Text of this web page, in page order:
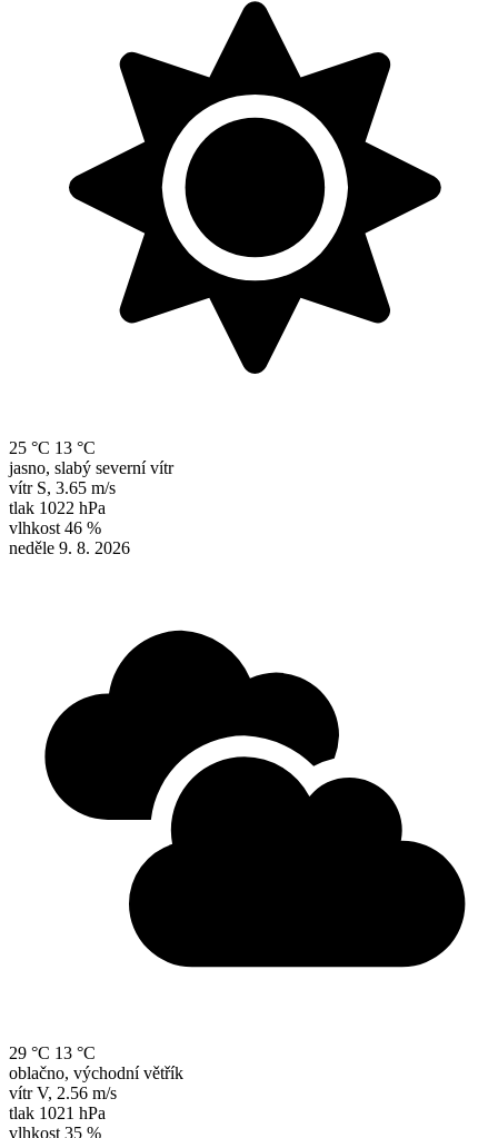
25 °C 13 °C
jasno, slabý severní vítr
vítr S, 3.65 m/s
tlak 1022 hPa
vlhkost 46 %
neděle 9. 8. 2026
29 °C 13 °C
oblačno, východní větřík
vítr V, 2.56 m/s
tlak 1021 hPa
vlhkost 35 %